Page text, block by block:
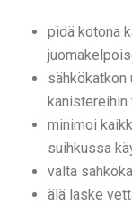
pidä kotona
sähkökatkon
kanistereihin
minimoi
suihkussa
vältä
älä laske